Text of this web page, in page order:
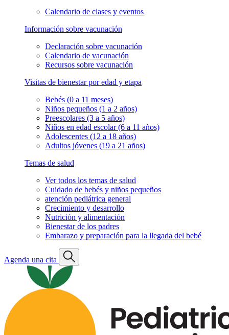
Calendario de clases y eventos
Información sobre vacunación
Declaración sobre vacunación
Calendario de vacunación
Recursos sobre vacunación
Visitas de bienestar por edad y etapa
Bebés (0 a 11 meses)
Niños pequeños (1 a 2 años)
Preescolares (3 a 5 años)
Niños en edad escolar (6 a 11 años)
Adolescentes (12 a 18 años)
Adultos jóvenes (19 a 21 años)
Temas de salud
Ver todos los temas de salud
Cuidado de bebés y niños pequeños
atención pediátrica general
Crecimiento y desarrollo
Nutrición y alimentación
Bienestar de los padres
Embarazo y preparación para la llegada del bebé
Agenda una cita